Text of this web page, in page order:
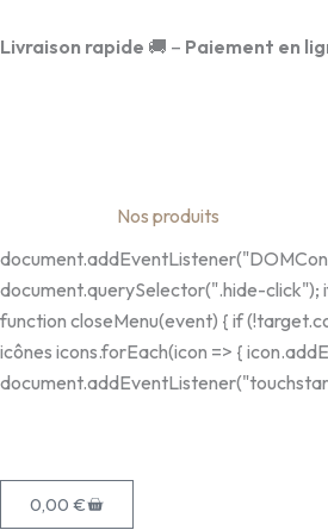
au
Livraison rapide 🚚 – Paiement en
Nos produits
document.querySelector(".hide-click");
function closeMenu(event) { if
icônes icons.forEach(icon => {
0,00 €Panier